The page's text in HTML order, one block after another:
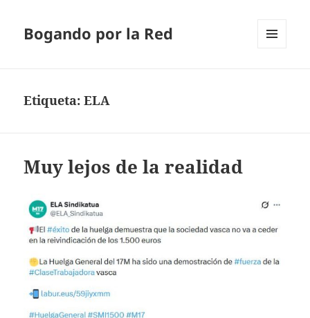
Bogando por la Red
Etiqueta:ELA
Muy lejos de la realidad